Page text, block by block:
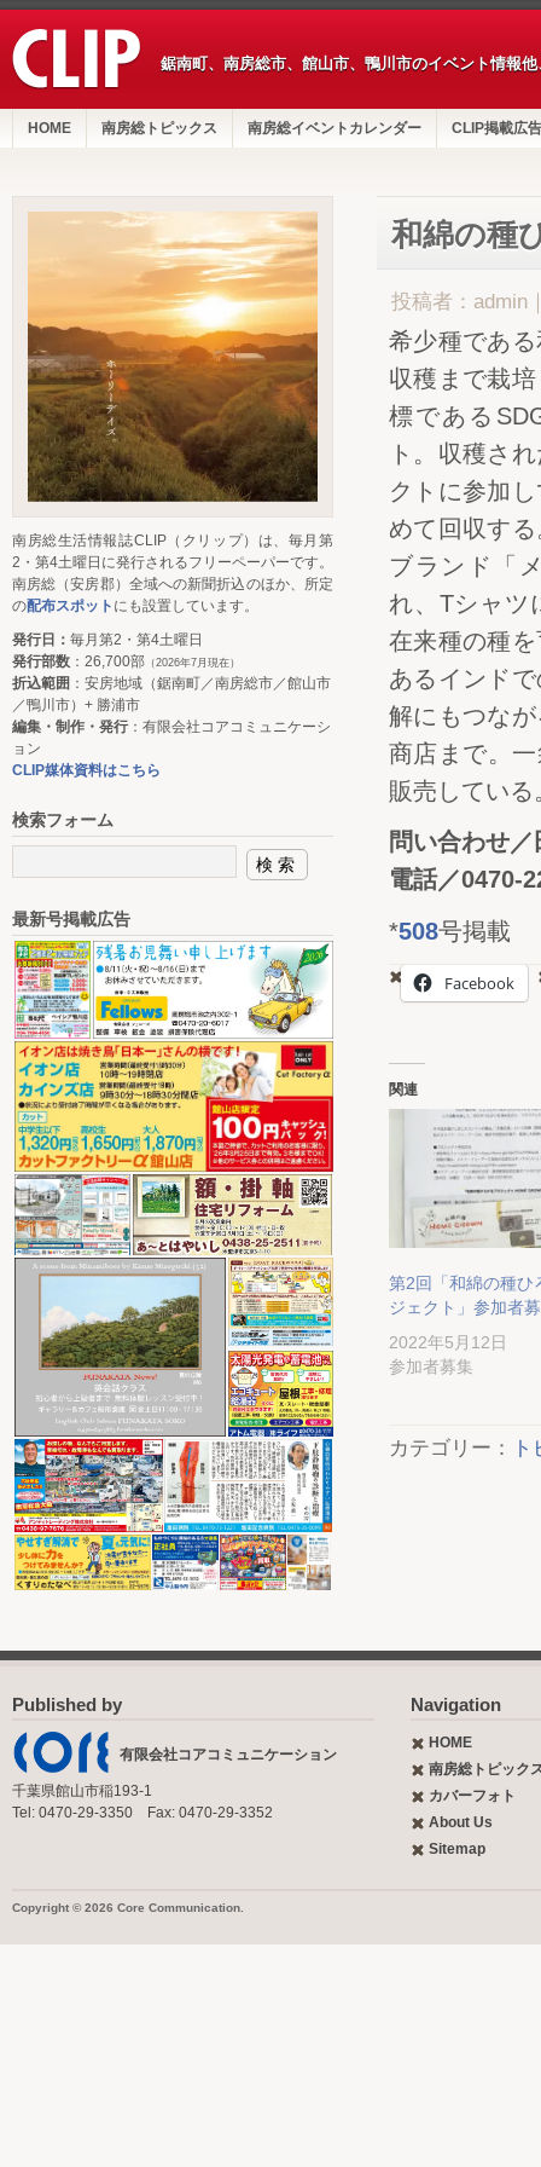
鋸南町、南房総市、館山市、鴨川市のイベント情報
HOME 南房総トピックス 南房総イベントカレンダー CLIP掲載広告
和綿の種
投稿者：admin
希少種であ
収穫まで栽
標である
ト。収穫さ
クトに参加
めて回収す
ブランド「
れ、Tシャツ
在来種の種
あるインド
解にもつな
商店まで。
販売している
問い合わせ
電話／0470-
*508号掲載
Facebook
関連
第2回「和綿の種ひ
ジェクト」参加者
2022年5月12日
参加者募集
カテゴリー：
南房総生活情報誌CLIP（クリップ）は、毎月第
2・第4土曜日に発行されるフリーペーパーです。
南房総（安房郡）全域への新聞折込のほか、所定
の配布スポット にも設置しています。
発行日： 毎月第2・第4土曜日
発行部数 ：26,700部 （2026年7月現在）
折込範囲 ：安房地域（鋸南町／南房総市／館山市
／鴨川市）+ 勝浦市
編集・制作・発行：有限会社コアコミュニケーシ
ョン
CLIP媒体資料はこちら
検索フォーム
最新号掲載広告
Published by
有限会社コアコミュニケーション
千葉県館山市稲193-1
Tel: 0470-29-3350 Fax: 0470-29-3352
Navigation
HOME
南房総トピック
カバーフォト
About Us
Sitemap
Copyright © 2026 Core Communication.